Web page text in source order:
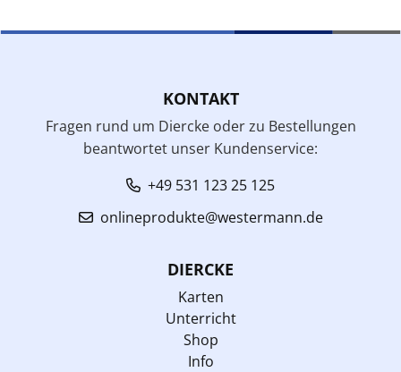
KONTAKT
Fragen rund um Diercke oder zu Bestellungen
beantwortet unser Kundenservice:
+49 531 123 25 125
onlineprodukte@westermann.de
DIERCKE
Karten
Unterricht
Shop
Info